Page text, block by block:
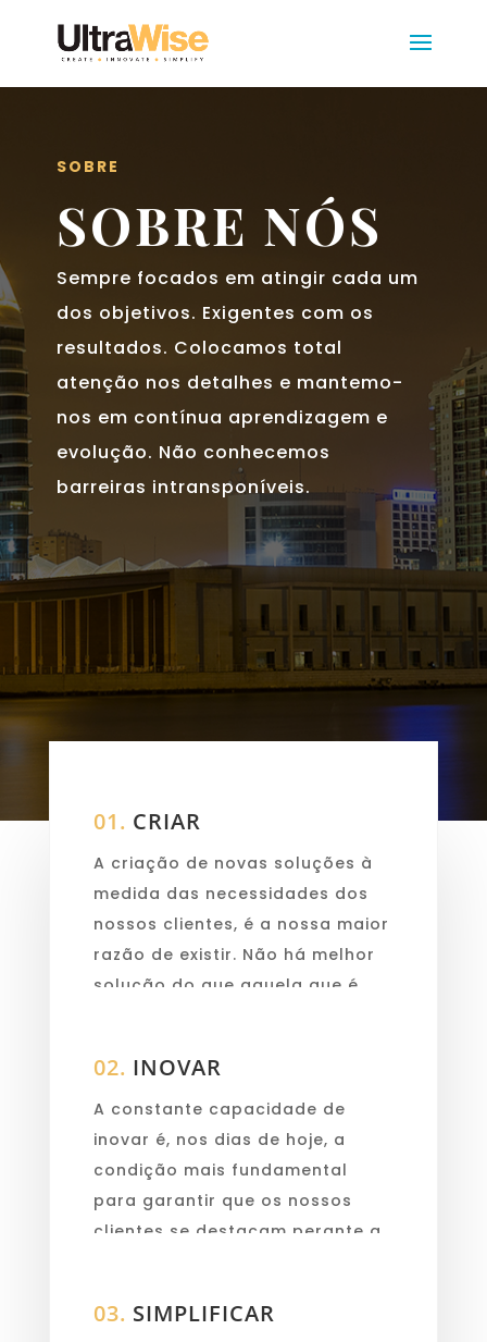
SOBRE
SOBRE NÓS
Sempre focados em atingir cada um
dos objetivos. Exigentes com os
resultados. Colocamos total
atenção nos detalhes e mantemo-
nos em contínua aprendizagem e
evolução. Não conhecemos
barreiras intransponíveis.
01. CRIAR
A criação de novas soluções à
medida das necessidades dos
nossos clientes, é a nossa maior
razão de existir. Não há melhor
solução do que aquela que é
02. INOVAR
A constante capacidade de
inovar é, nos dias de hoje, a
condição mais fundamental
para garantir que os nossos
clientes se destacam perante a
03. SIMPLIFICAR